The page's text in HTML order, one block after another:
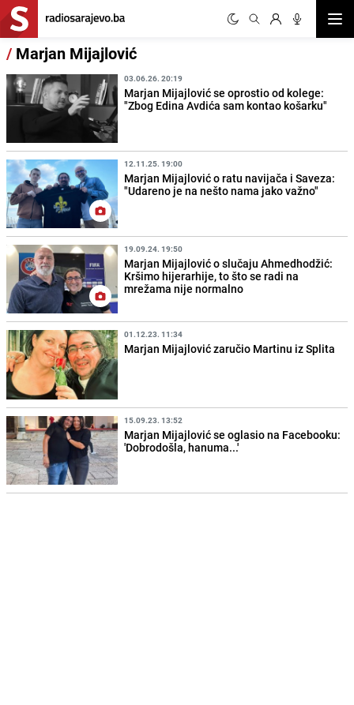
/ Marjan Mijajlović
03.06.26. 20:19
Marjan Mijajlović se oprostio od kolege:
"Zbog Edina Avdića sam kontao košarku"
12.11.25. 19:00
Marjan Mijajlović o ratu navijača i Saveza:
"Udareno je na nešto nama jako važno"
19.09.24. 19:50
Marjan Mijajlović o slučaju Ahmedhodžić:
Kršimo hijerarhije, to što se radi na
mrežama nije normalno
01.12.23. 11:34
Marjan Mijajlović zaručio Martinu iz Splita
15.09.23. 13:52
Marjan Mijajlović se oglasio na Facebooku:
'Dobrodošla, hanuma...'